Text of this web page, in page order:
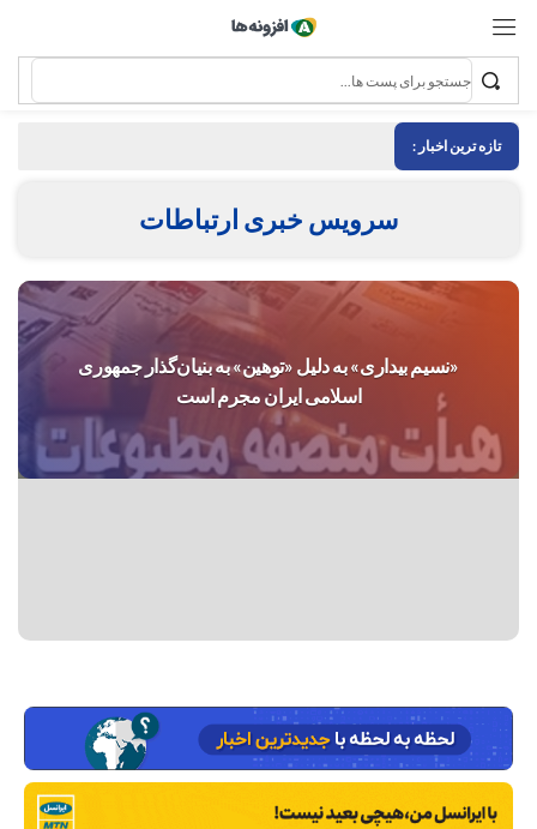
تازه ترین اخبار :
سرویس خبری ارتباطات
«نسیم بیداری» به دلیل «توهین» به بنیان‌گذار جمهوری
اسلامی ایران مجرم است